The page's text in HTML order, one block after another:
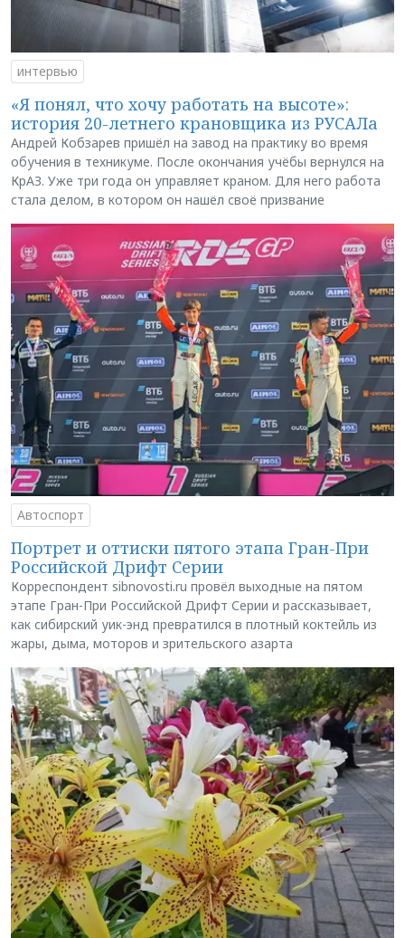
интервью
«Я понял, что хочу работать на высоте»:
история 20-летнего крановщика из РУСАЛа
Андрей Кобзарев пришёл на завод на практику во время
обучения в техникуме. После окончания учёбы вернулся на
КрАЗ. Уже три года он управляет краном. Для него работа
стала делом, в котором он нашёл своё призвание
Автоспорт
Портрет и оттиски пятого этапа Гран-При
Российской Дрифт Серии
Корреспондент sibnovosti.ru провёл выходные на пятом
этапе Гран-При Российской Дрифт Серии и рассказывает,
как сибирский уик-энд превратился в плотный коктейль из
жары, дыма, моторов и зрительского азарта